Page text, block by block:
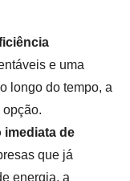
e uma
longo do tempo, a
opção.
imediata de
que já
energia, a